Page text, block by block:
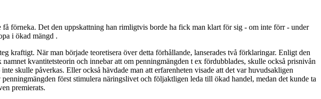
förneka. Det den uppskattning han rimligtvis borde ha fick man klart för sig - om inte förr - under
i ökad mängd .
kraftigt. När man började teoretisera över detta förhållande, lanserades två förklaringar. Enligt den
kvantitetsteorin och innebar att om penningmängden t ex fördubblades, skulle också prisnivån
skulle påverkas. Eller också hävdade man att erfarenheten visade att det var huvudsakligen
först stimulera näringslivet och följaktligen leda till ökad handel, medan det kunde ta
premierats.